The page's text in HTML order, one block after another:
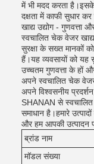
में भी मदद करता
दक्षता में काफी सुधार
खाद्य उद्योग - गुणवत्ता
स्वचालित चेक वेजर
सुरक्षा के सख्त मानकों
हैं।यह व्यवसायों को
उच्चतम गुणवत्ता के हों
अपने स्वचालित चेक
अपने विश्वसनीय
SHANAN से
समाधान है।हमारे
और हम आपकी उत्पादन
ब्रांड नाम
मॉडल संख्या